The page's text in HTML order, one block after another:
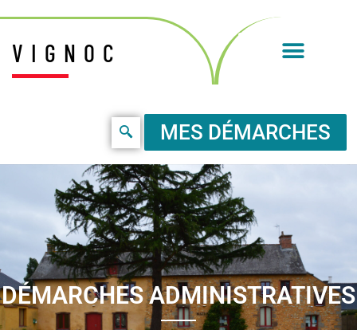
VIGNOC
MES DÉMARCHES
DÉMARCHES ADMINISTRATIVES